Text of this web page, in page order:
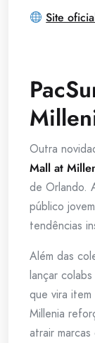
Site
Outra
Mall at
de Orlando.
público
tendências
Além das
lançar
que vira
Millenia
atrair